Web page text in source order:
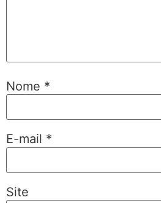
Nome *
E-mail *
Site